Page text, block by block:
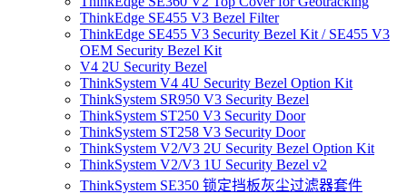
ThinkEdge SE455 V3 Bezel Filter
ThinkEdge SE455 V3 Security Bezel Kit / SE455 V3
OEM Security Bezel Kit
V4 2U Security Bezel
ThinkSystem V4 4U Security Bezel Option Kit
ThinkSystem SR950 V3 Security Bezel
ThinkSystem ST250 V3 Security Door
ThinkSystem ST258 V3 Security Door
ThinkSystem V2/V3 2U Security Bezel Option Kit
ThinkSystem V2/V3 1U Security Bezel v2
ThinkSystem SE350 锁定挡板灰尘过滤器套件